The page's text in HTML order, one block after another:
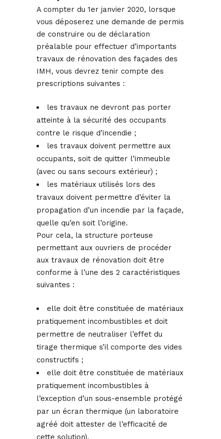
A compter du 1er janvier 2020, lorsque
vous déposerez une demande de permis
de construire ou de déclaration
préalable pour effectuer d’importants
travaux de rénovation des façades des
IMH, vous devrez tenir compte des
prescriptions suivantes :
les travaux ne devront pas porter
atteinte à la sécurité des occupants
contre le risque d’incendie ;
les travaux doivent permettre aux
occupants, soit de quitter l’immeuble
(avec ou sans secours extérieur) ;
les matériaux utilisés lors des
travaux doivent permettre d’éviter la
propagation d’un incendie par la façade,
quelle qu’en soit l’origine.
Pour cela, la structure porteuse
permettant aux ouvriers de procéder
aux travaux de rénovation doit être
conforme à l’une des 2 caractéristiques
suivantes :
elle doit être constituée de matériaux
pratiquement incombustibles et doit
permettre de neutraliser l’effet du
tirage thermique s’il comporte des vides
constructifs ;
elle doit être constituée de matériaux
pratiquement incombustibles à
l’exception d’un sous-ensemble protégé
par un écran thermique (un laboratoire
agréé doit attester de l’efficacité de
cette solution).